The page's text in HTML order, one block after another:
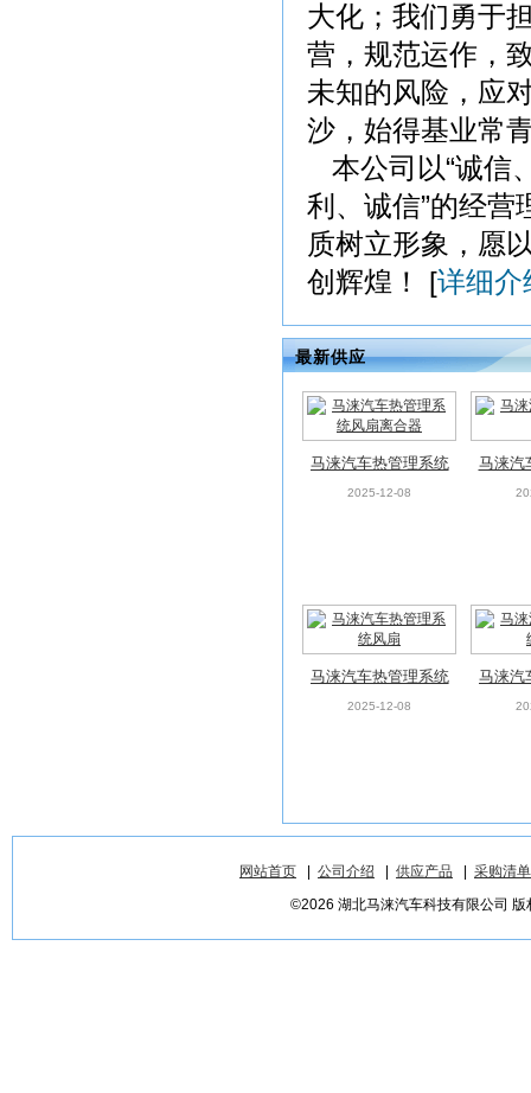
大化；我们勇于
营，规范运作，
未知的风险，应
沙，始得基业常
本公司以“诚信
利、诚信”的经营
质树立形象，愿
创辉煌！ [详细介
最新供应
马涞汽车热管理系统
风扇离合器
2025-12-08
马涞汽
马涞汽车热管理系统
风扇
2025-12-08
马涞汽
网站首页 公司介绍 供应产品
采购清单
©2026 湖北马涞汽车科技有限公司